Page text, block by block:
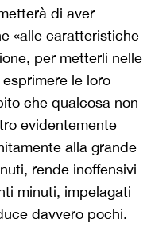
di aver
«alle caratteristiche
per metterli nelle
le loro
che qualcosa non
evidentemente
alla grande
rende inoffensivi
minuti, impelagati
davvero pochi.